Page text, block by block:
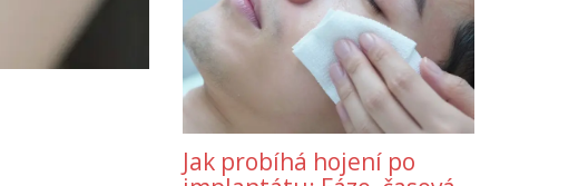
Jak probíhá hojení po